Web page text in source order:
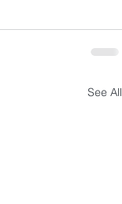
See All